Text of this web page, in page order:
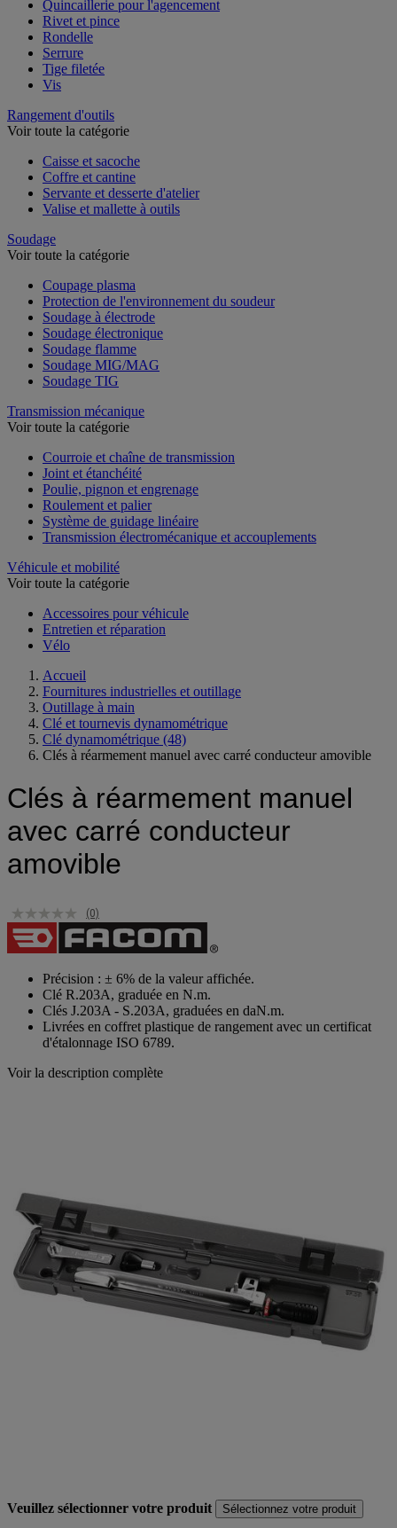
Quincaillerie pour l'agencement
Rivet et pince
Rondelle
Serrure
Tige filetée
Vis
Rangement d'outils
Voir toute la catégorie
Caisse et sacoche
Coffre et cantine
Servante et desserte d'atelier
Valise et mallette à outils
Soudage
Voir toute la catégorie
Coupage plasma
Protection de l'environnement du soudeur
Soudage à électrode
Soudage électronique
Soudage flamme
Soudage MIG/MAG
Soudage TIG
Transmission mécanique
Voir toute la catégorie
Courroie et chaîne de transmission
Joint et étanchéité
Poulie, pignon et engrenage
Roulement et palier
Système de guidage linéaire
Transmission électromécanique et accouplements
Véhicule et mobilité
Voir toute la catégorie
Accessoires pour véhicule
Entretien et réparation
Vélo
Accueil
Fournitures industrielles et outillage
Outillage à main
Clé et tournevis dynamométrique
Clé dynamométrique (48)
Clés à réarmement manuel avec carré conducteur amovible
Clés à réarmement manuel
avec carré conducteur
amovible
(0)
Précision : ± 6% de la valeur affichée.
Clé R.203A, graduée en N.m.
Clés J.203A - S.203A, graduées en daN.m.
Livrées en coffret plastique de rangement avec un certificat
d'étalonnage ISO 6789.
Voir la description complète
Veuillez sélectionner votre produit Sélectionnez votre produit